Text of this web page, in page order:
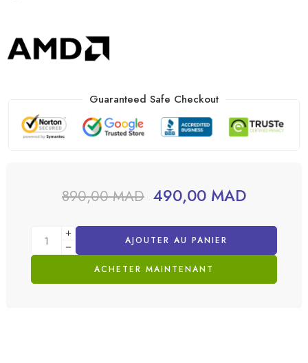
Guaranteed Safe Checkout
890,00MAD 490,00 MAD
AJOUTER AU PANIER
ACHETER MAINTENANT